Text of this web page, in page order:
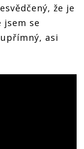
že je
jsem se
asi